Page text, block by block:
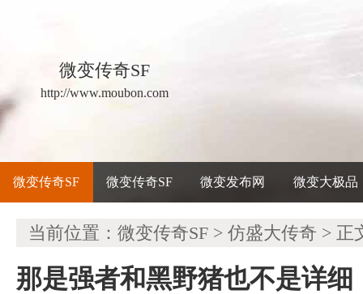
微变传奇SF
http://www.moubon.com
微变传奇SF 微变传奇SF 微变发布网 微变大极品
当前位置： 微变传奇SF > 仿盛大传奇 > 正
那是强者和黑野猪也不是详细